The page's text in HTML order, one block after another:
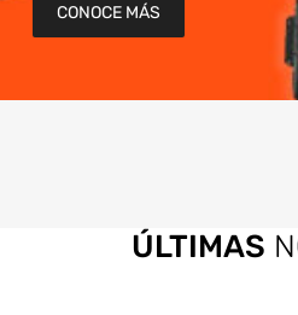
CONOCE MÁS
ÚLTIMAS